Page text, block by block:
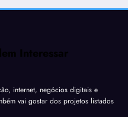
Interessar
internet, negócios digitais e
vai gostar dos projetos listados